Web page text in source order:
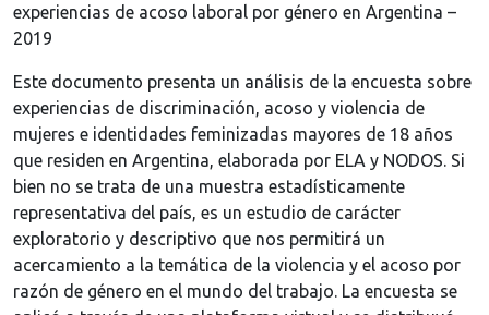
experiencias de acoso laboral por género en Argentina –
2019
Este documento presenta un análisis de la encuesta sobre
experiencias de discriminación, acoso y violencia de
mujeres e identidades feminizadas mayores de 18 años
que residen en Argentina, elaborada por ELA y NODOS. Si
bien no se trata de una muestra estadísticamente
representativa del país, es un estudio de carácter
exploratorio y descriptivo que nos permitirá un
acercamiento a la temática de la violencia y el acoso por
razón de género en el mundo del trabajo. La encuesta se